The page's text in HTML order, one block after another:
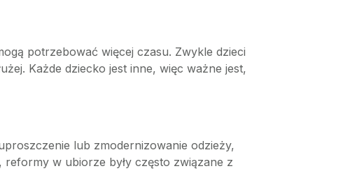
potrzebować więcej czasu. Zwykle dzieci
Każde dziecko jest inne, więc ważne jest,
lub zmodernizowanie odzieży,
w ubiorze były często związane z